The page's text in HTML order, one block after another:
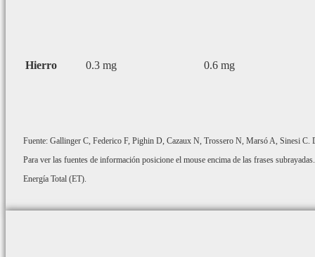
Hierro 0.3 mg 0.6 mg
Fuente: Gallinger C, Federico F, Pighin D, Cazaux N, Trossero N, Marsó A, Sinesi
Para ver las fuentes de información posicione el mouse encima de las frases subrayadas.
Energía Total (ET).